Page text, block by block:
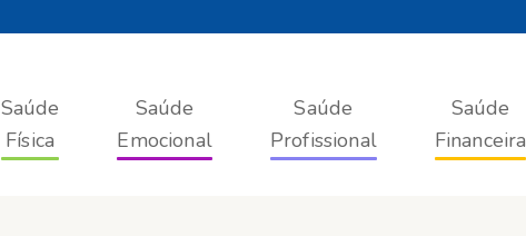
Saúde
Física
Saúde
Emocional
Saúde
Profissional
Saúde
Financeira